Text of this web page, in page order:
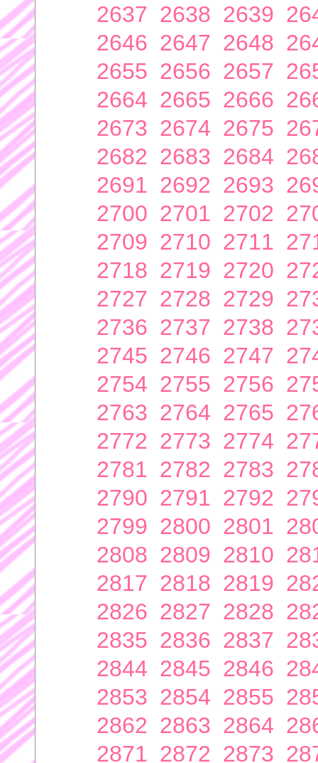
2637 2638 2639
2646 2647 2648
2655 2656 2657
2664 2665 2666
2673 2674 2675
2682 2683 2684
2691 2692 2693
2700 2701 2702
2709 2710 2711
2718 2719 2720
2727 2728 2729
2736 2737 2738
2745 2746 2747
2754 2755 2756
2763 2764 2765
2772 2773 2774
2781 2782 2783
2790 2791 2792
2799 2800 2801
2808 2809 2810
2817 2818 2819
2826 2827 2828
2835 2836 2837
2844 2845 2846
2853 2854 2855
2862 2863 2864
2871 2872 2873